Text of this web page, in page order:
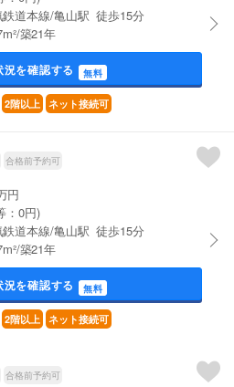
鉄道本線/亀山駅 徒歩15分
築21年
況を確認する 無料
2階以上 ネット接続可
合格前予約可
円
：0円)
鉄道本線/亀山駅 徒歩15分
築21年
況を確認する 無料
2階以上 ネット接続可
合格前予約可